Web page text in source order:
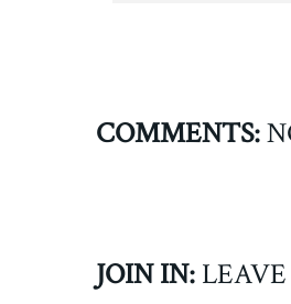
COMMENTS:
JOIN IN: